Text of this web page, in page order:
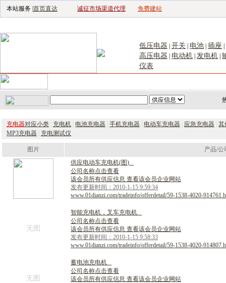
本站服务 | 首页直达 诚征市场渠道代理 免费建站
低压电器 开关 电池 插座
高压电器 电动机 发电机
仪表
充电器对应小类 充电机 电池充电器 手机充电器 电动车充电器 应急充电器 其
MP3充电器
充电测试仪
图片
产品/公
供应电动车充电机(图)
公司名称点击查看
该会员所有供应信息 查看该会员企业网站
发布更新时间：2010-1-15 9:59:34
www.01dianzi.com/tradeinfo/offerdetail/59-1538-4020-
无图
智能充电机 ， 叉车充电机
公司名称点击查看
该会员所有供应信息 查看该会员企业网站
发布更新时间：2010-1-15 9:58:33
www.01dianzi.com/tradeinfo/offerdetail/59-1538-4020-
无图
蓄电池充电机
公司名称点击查看
该会员所有供应信息 查看该会员企业网站